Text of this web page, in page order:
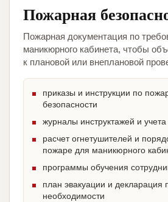
Пожарная
Пожарная документация по
маникюрного кабинета, чтобы
к плановой или внеплановой
приказы и инструкции по
безопасности
журналы инструктажей и
расчет огнетушителей и
пожаре для маникюрного
программы обучения
план эвакуации и декларация
необходимости